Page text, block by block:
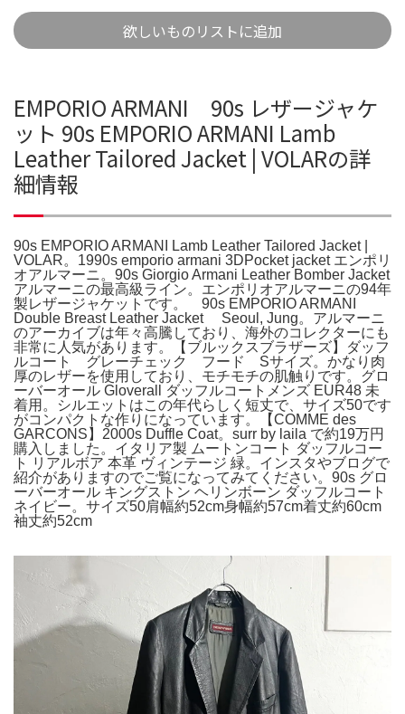
欲しいものリストに追加
EMPORIO ARMANI 90s レザージャケ
ット 90s EMPORIO ARMANI Lamb
Leather Tailored Jacket | VOLARの詳
細情報
90s EMPORIO ARMANI Lamb Leather Tailored Jacket |
VOLAR。1990s emporio armani 3DPocket jacket エンポリ
オアルマーニ。90s Giorgio Armani Leather Bomber Jacket
アルマーニの最高級ライン。エンポリオアルマーニの94年
製レザージャケットです。⠀ 90s EMPORIO ARMANI
Double Breast Leather Jacket ⠀ Seoul, Jung。アルマーニ
のアーカイブは年々高騰しており、海外のコレクターにも
非常に人気があります。【ブルックスブラザーズ】ダッフ
ルコート グレーチェック フード Sサイズ。かなり肉
厚のレザーを使用しており、モチモチの肌触りです。グロ
ーバーオール Gloverall ダッフルコートメンズ EUR48 未
着用。シルエットはこの年代らしく短丈で、サイズ50です
がコンパクトな作りになっています。【COMME des
GARCONS】2000s Duffle Coat。surr by laila で約19万円
購入しました。イタリア製 ムートンコート ダッフルコー
ト リアルボア 本革 ヴィンテージ 緑。インスタやブログで
紹介がありますのでご覧になってみてください。90s グロ
ーバーオール キングストン ヘリンボーン ダッフルコート
ネイビー。サイズ50肩幅約52cm身幅約57cm着丈約60cm
袖丈約52cm